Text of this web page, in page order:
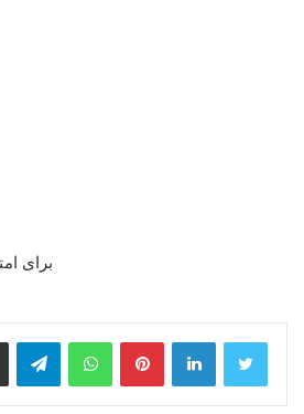
برای
پینترست واتس آپ تلگرام